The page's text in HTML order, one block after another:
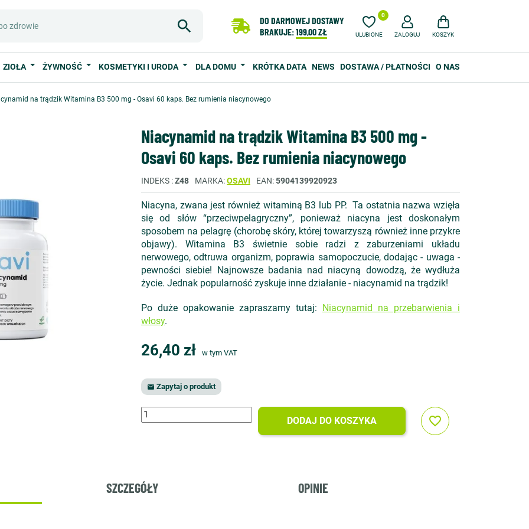
DO DARMOWEJ DOSTAWY
BRAKUJE:199,00 ZŁ ULUBIONE
0
ZALOGUJ KOSZYK
ZIOŁA ŻYWNOŚĆ KOSMETYKI I URODA DLA DOMU KRÓTKA DATA NEWS DOSTAWA / PŁATNOŚCI O NAS
na trądzik Witamina B3 500 mg - Osavi 60 kaps. Bez rumienia niacynowego
Niacynamid na trądzik Witamina B3 500 mg -
Osavi 60 kaps. Bez rumienia niacynowego
INDEKS Z48 MARKA OSAVI EAN 5904139920923
Niacyna, zwana jest również witaminą B3 lub PP. Ta ostatnia nazwa wzięła
się od słów “przeciwpelagryczny”, ponieważ niacyna jest doskonałym
sposobem na pelagrę (chorobę skóry, której towarzyszą również inne przykre
objawy). Witamina B3 świetnie sobie radzi z zaburzeniami układu
nerwowego, odtruwa organizm, poprawia samopoczucie, dodając - uwaga -
pewności siebie! Najnowsze badania nad niacyną dowodzą, że wydłuża
życie. Jednak popularność zyskuje inne działanie - niacynamid na trądzik!
Po duże opakowanie zapraszamy tutaj: Niacynamid na przebarwienia i
włosy.
26,40 zł w tym VAT
 Zapytaj o produkt
DODAJ DO KOSZYKA favorite_border
SZCZEGÓŁY OPINIE